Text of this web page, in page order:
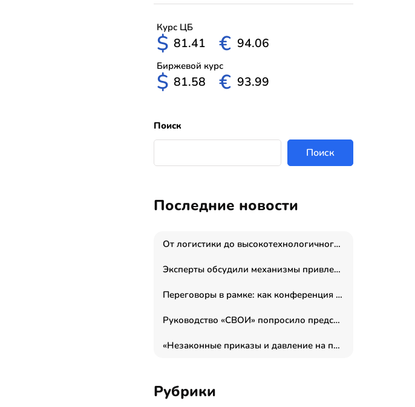
Курс ЦБ
$ 81.41 € 94.06
Биржевой курс
$ 81.58 € 93.99
Поиск
Поиск
Последние новости
От логистики до высокотехнологичного производства: как основатель “гагаринга” выстраивает экосистему безопасности и гражданских БПЛА
Эксперты обсудили механизмы привлечения молодых специалистов в промышленные города
Переговоры в рамке: как конференция «Бизнес как искусство» переформатирует деловой этикет в стенах ТПП РФ
Руководство «СВОИ» попросило председателя СКР дать правовую оценку обысков в тыловом штабе
«Незаконные приказы и давление на полицию»: Эрнеста Султанова задержали у посольства Израиля во время одиночного пикета
Рубрики